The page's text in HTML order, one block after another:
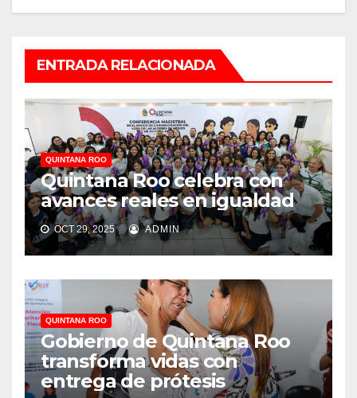
ENTRADA RELACIONADA
QUINTANA ROO
Quintana Roo celebra con
avances reales en igualdad
OCT 29, 2025 ADMIN
QUINTANA ROO
Gobierno de Quintana Roo
transforma vidas con
entrega de prótesis